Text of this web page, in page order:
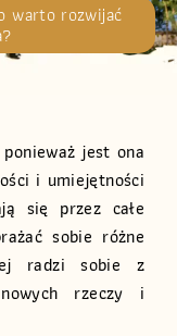
warto rozwijać
jest ona
i umiejętności
się przez całe
sobie różne
radzi sobie z
rzeczy i